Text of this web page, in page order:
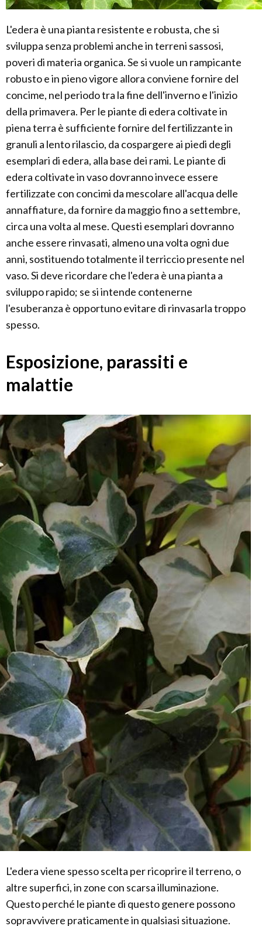
L'edera è una pianta resistente e robusta, che si
sviluppa senza problemi anche in terreni sassosi,
poveri di materia organica. Se si vuole un rampicante
robusto e in pieno vigore allora conviene fornire del
concime, nel periodo tra la fine dell'inverno e l'inizio
della primavera. Per le piante di edera coltivate in
piena terra è sufficiente fornire del fertilizzante in
granuli a lento rilascio, da cospargere ai piedi degli
esemplari di edera, alla base dei rami. Le piante di
edera coltivate in vaso dovranno invece essere
fertilizzate con concimi da mescolare all'acqua delle
annaffiature, da fornire da maggio fino a settembre,
circa una volta al mese. Questi esemplari dovranno
anche essere rinvasati, almeno una volta ogni due
anni, sostituendo totalmente il terriccio presente nel
vaso. Si deve ricordare che l'edera è una pianta a
sviluppo rapido; se si intende contenerne
l'esuberanza è opportuno evitare di rinvasarla troppo
spesso.
Esposizione, parassiti e
malattie
L'edera viene spesso scelta per ricoprire il terreno, o
altre superfici, in zone con scarsa illuminazione.
Questo perché le piante di questo genere possono
sopravvivere praticamente in qualsiasi situazione.